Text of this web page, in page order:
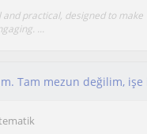
practical, designed to make
...